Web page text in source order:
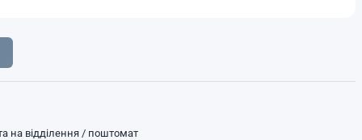
на відділення / поштомат